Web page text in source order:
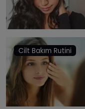
Cilt Bakım Rutini